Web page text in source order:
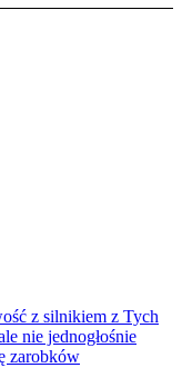
z silnikiem z Tych
nie jednogłośnie
zarobków